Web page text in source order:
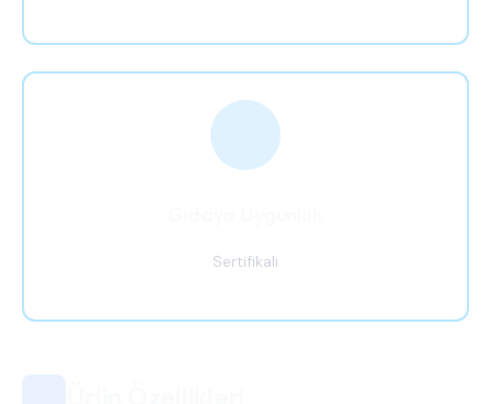
Sertifikalı